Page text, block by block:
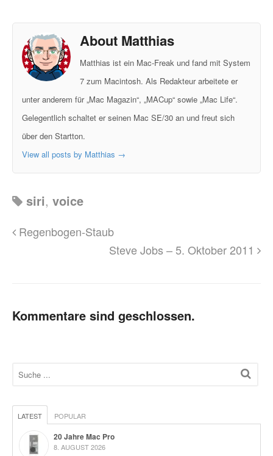
About Matthias
Matthias ist ein Mac-Freak und fand mit System
7 zum Macintosh. Als Redakteur arbeitete er
unter anderem für „Mac Magazin“, „MACup“ sowie „Mac Life“.
Gelegentlich schaltet er seinen Mac SE/30 an und freut sich
über den Startton.
View all posts by Matthias →
siri, voice
Regenbogen-Staub
Steve Jobs – 5. Oktober 2011
Kommentare sind geschlossen.
LATEST POPULAR
20 Jahre Mac Pro
8. AUGUST 2026